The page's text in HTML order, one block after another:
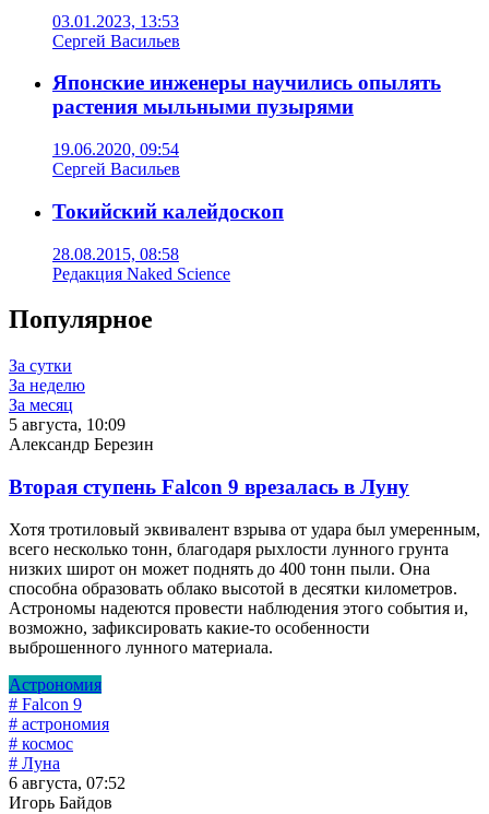
03.01.2023, 13:53
Сергей Васильев
Японские инженеры научились опылять
растения мыльными пузырями
19.06.2020, 09:54
Сергей Васильев
Токийский калейдоскоп
28.08.2015, 08:58
Редакция Naked Science
Популярное
За сутки
За неделю
За месяц
5 августа, 10:09
Александр Березин
Вторая ступень Falcon 9 врезалась в Луну
Хотя тротиловый эквивалент взрыва от удара был умеренным,
всего несколько тонн, благодаря рыхлости лунного грунта
низких широт он может поднять до 400 тонн пыли. Она
способна образовать облако высотой в десятки километров.
Астрономы надеются провести наблюдения этого события и,
возможно, зафиксировать какие-то особенности
выброшенного лунного материала.
Астрономия
# Falcon 9
# астрономия
# космос
# Луна
6 августа, 07:52
Игорь Байдов